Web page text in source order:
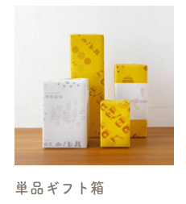
単品ギフト箱